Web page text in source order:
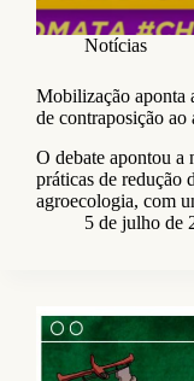
Notícias
Mobilização aponta
de contraposição ao
O debate apontou a
práticas de redução
agroecologia, com
5 de julho de